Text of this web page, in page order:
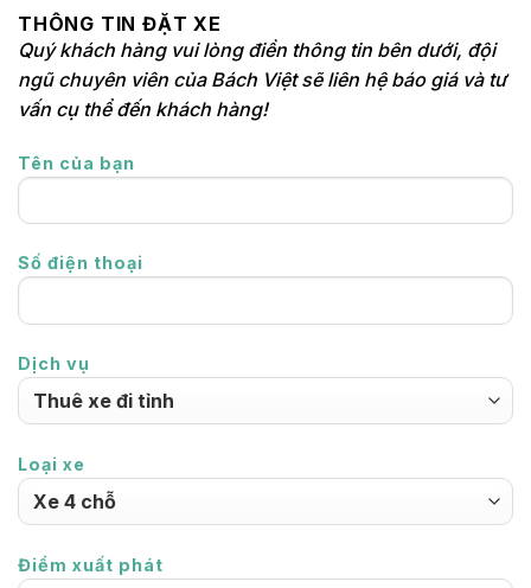
THÔNG TIN ĐẶT XE
Quý khách hàng vui lòng điền thông tin bên dưới, đội
ngũ chuyên viên của Bách Việt sẽ liên hệ báo giá và tư
vấn cụ thể đến khách hàng!
Tên của bạn
Số điện thoại
Dịch vụ
Loại xe
Điểm xuất phát